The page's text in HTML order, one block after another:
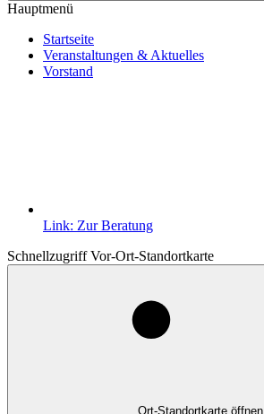
Hauptmenü
Startseite
Veranstaltungen & Aktuelles
Vorstand
Link: Zur Beratung
Schnellzugriff Vor-Ort-Standortkarte
Ort-Standortkarte öffnen